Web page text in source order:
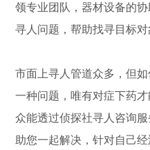
领专业团队，器材设备的
寻人问题，帮助找寻目标对
市面上寻人管道众多，但
一种问题，唯有对症下药
众能透过侦探社寻人咨询
助您一起解决，针对自己